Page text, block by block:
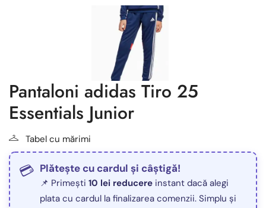
Pantaloni adidas Tiro 25
Essentials Junior
Tabel cu mărimi
Plătește cu cardul și câștigă!
📌 Primești 10 lei reducere instant dacă alegi
plata cu cardul la finalizarea comenzii. Simplu și